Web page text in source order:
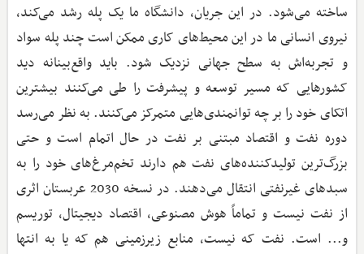
ساخته می‌شود. در این جریان، دانشگاه ما یک پله رشد می‌کند،
نیروی انسانی ما در این محیط‌های کاری ممکن است چند پله سواد
و تجربه‌اش به سطح جهانی نزدیک شود. باید واقع‌بینانه دید
کشورهایی که مسیر توسعه و پیشرفت را طی می‌کنند بیشترین
اتکای خود را بر چه توانمندی‌هایی متمرکز می‌کنند. به نظر می‌رسد
دوره نفت و اقتصاد مبتنی بر نفت در حال اتمام است و حتی
بزرگ‌ترین تولیدکننده‌های نفت هم دارند تخم‌مرغ‌های خود را به
سبدهای غیرنفتی انتقال می‌دهند. در نسخه 2030 عربستان اثری
از نفت نیست و تماماً هوش مصنوعی، اقتصاد دیجیتال، توریسم
و... است. نفت که نیست، منابع زیرزمینی هم که یا به انتها